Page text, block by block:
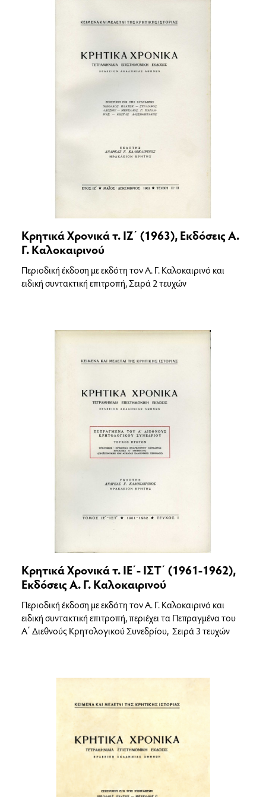
Κρητικά Χρονικά τ. ΙΖ΄ (1963), Εκδόσεις Α.
Γ. Καλοκαιρινού
Περιοδική έκδοση με εκδότη τον Α. Γ. Καλοκαιρινό και
ειδική συντακτική επιτροπή, Σειρά 2 τευχών
Κρητικά Χρονικά τ. ΙΕ΄- ΙΣΤ΄ (1961-1962),
Εκδόσεις Α. Γ. Καλοκαιρινού
Περιοδική έκδοση με εκδότη τον Α. Γ. Καλοκαιρινό και
ειδική συντακτική επιτροπή, περιέχει τα Πεπραγμένα του
Α΄ Διεθνούς Κρητολογικού Συνεδρίου, Σειρά 3 τευχών